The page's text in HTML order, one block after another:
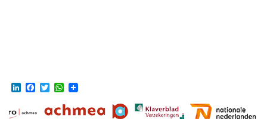
LinkedIn
Facebook
TwitterWhatsApp